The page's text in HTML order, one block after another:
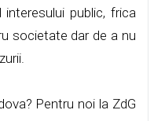
public, frica
societate dar de a nu
Pentru noi la ZdG